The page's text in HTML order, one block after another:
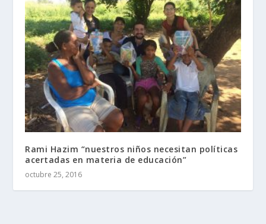
Rami Hazim “nuestros niños necesitan políticas
acertadas en materia de educación”
octubre 25, 2016